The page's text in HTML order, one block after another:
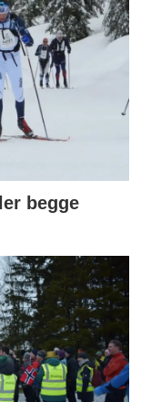
begge